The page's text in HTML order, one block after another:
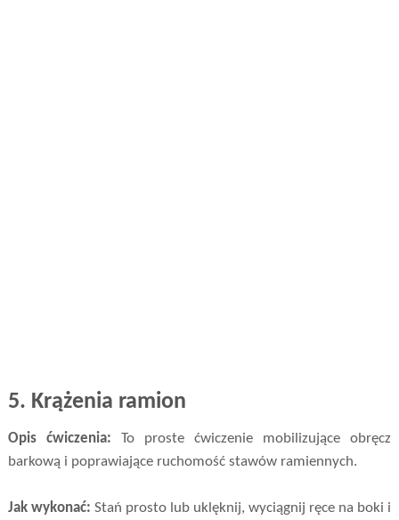
5. Krążenia ramion
Opis ćwiczenia: To proste ćwiczenie mobilizujące obręcz
barkową i poprawiające ruchomość stawów ramiennych.
Jak wykonać: Stań prosto lub uklęknij, wyciągnij ręce na boki i